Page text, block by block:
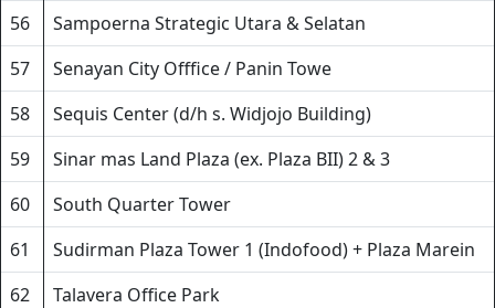
56
Sampoerna Strategic Utara & Selatan
57
Senayan City Offfice / Panin Towe
58
Sequis Center (d/h s. Widjojo Building)
59
Sinar mas Land Plaza (ex. Plaza BII) 2 & 3
60
South Quarter Tower
61
Sudirman Plaza Tower 1 (Indofood) + Plaza Marein
62
Talavera Office Park